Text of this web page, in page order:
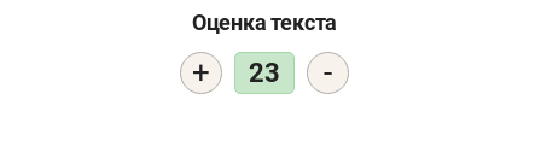
Оценка текста
+ 23 -